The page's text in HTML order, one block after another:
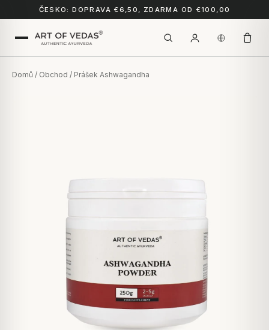
ČESKO: DOPRAVA €6,50, ZDARMA OD €100,00
Domů / Obchod / Prášek Ashwagandha